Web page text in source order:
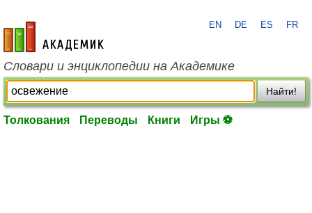
academic.ru
EN DE ES FR
Словари и энциклопедии на Академике
Найти!
Толкования Переводы Книги Игры ⚽